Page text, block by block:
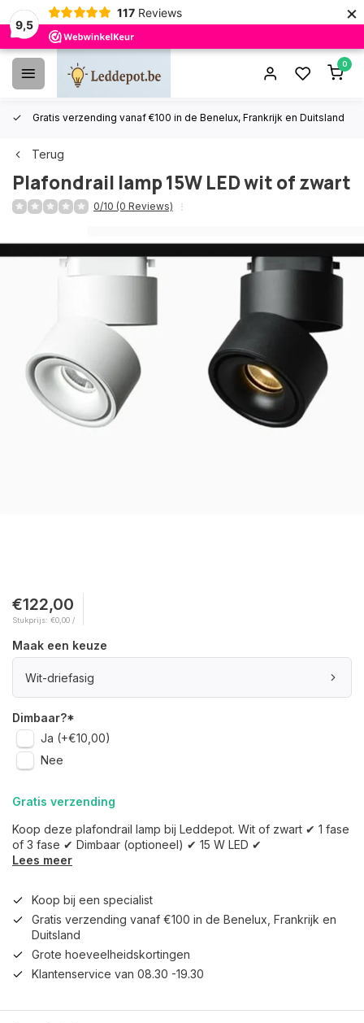
9,5
117 Reviews ×
0
Gratis verzending vanaf €100 in de Benelux, Frankrijk en Duitsland
Terug
Plafondrail lamp 15W LED wit of zwart
0/10 (0 Reviews)
€122,00
Stukprijs: €0,00 /
Maak een keuze
Wit-driefasig
Dimbaar?*
Ja (+€10,00)
Nee
Gratis verzending
Koop deze plafondrail lamp bij Leddepot. Wit of zwart ✔ 1 fase
of 3 fase ✔ Dimbaar (optioneel) ✔ 15 W LED ✔
Lees meer
Koop bij een specialist
Gratis verzending vanaf €100 in de Benelux, Frankrijk en
Duitsland
Grote hoeveelheidskortingen
Klantenservice van 08.30 -19.30